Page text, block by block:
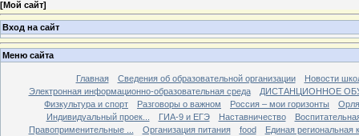
[Мой сайт]
Вход на сайт
Меню сайта
Главная Сведения об образовательной организации
Новости
Электронная информационно-образовательная среда
ДИСТАНЦИОННОЕ
Физкультура и спорт
Разговоры о важном Россия – мои горизонты
Индивидуальный проек...
ГИА-9 и ЕГЭ Наставничество
Правоприменительные ...
Организация питания food
Единая региональная